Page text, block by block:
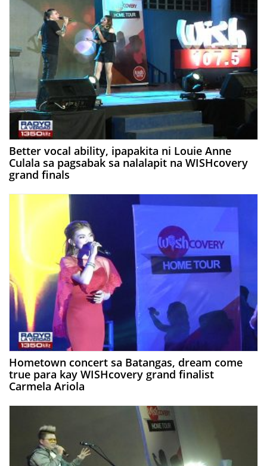
Better vocal ability, ipapakita ni Louie Anne
Culala sa pagsabak sa nalalapit na WISHcovery
grand finals
Hometown concert sa Batangas, dream come
true para kay WISHcovery grand finalist
Carmela Ariola